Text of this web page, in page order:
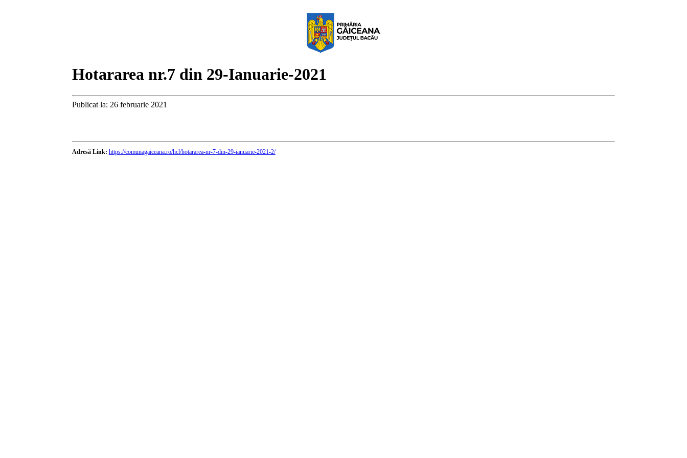
Hotararea nr.7 din 29-Ianuarie-2021
Publicat la: 26 februarie 2021
Adresă Link: https://comunagaiceana.ro/hcl/hotararea-nr-7-din-29-ianuarie-2021-2/